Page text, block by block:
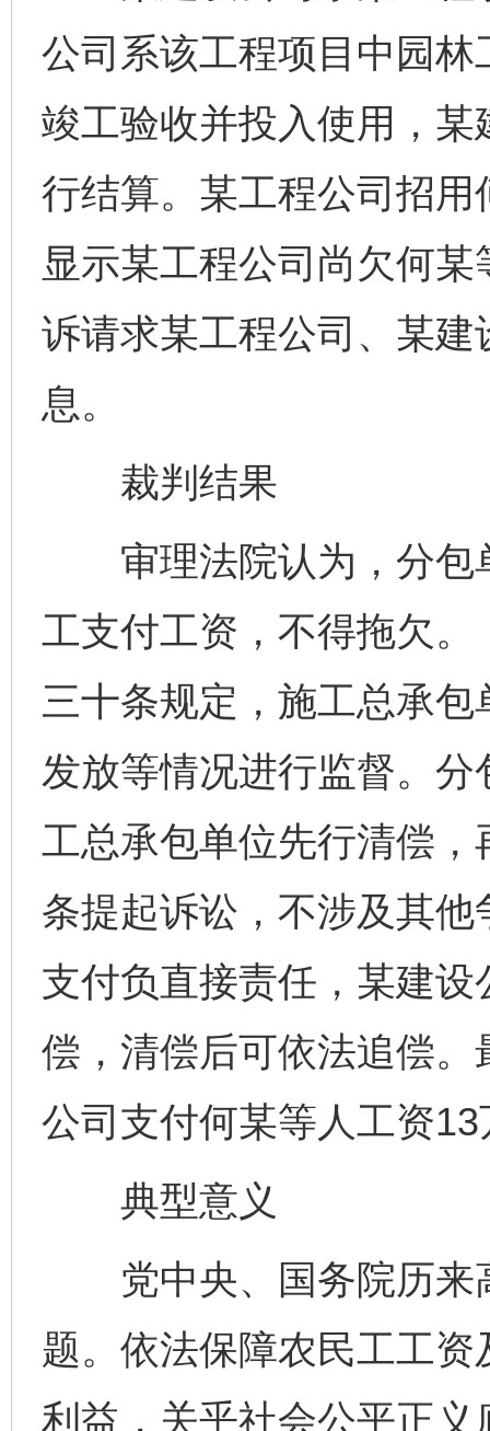
公司系该工程项目中园
竣工验收并投入使用，
行结算。某工程公司招
显示某工程公司尚欠何
诉请求某工程公司、某
息。
裁判结果
审理法院认为，分包
工支付工资，不得拖欠
三十条规定，施工总承
发放等情况进行监督。
工总承包单位先行清偿
条提起诉讼，不涉及其
支付负直接责任，某建
偿，清偿后可依法追偿
公司支付何某等人工资
典型意义
党中央、国务院历来
题。依法保障农民工工
利益，关乎社会公平正